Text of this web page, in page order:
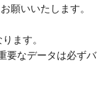
願いいたします。
ます。
要なデータは必ずバ